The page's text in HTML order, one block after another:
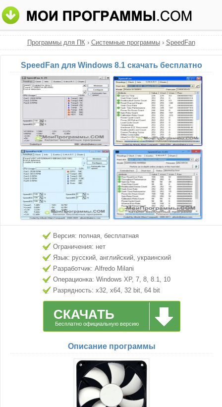
Программы для ПК› Системные программы› SpeedFan
SpeedFan для Windows 8.1 скачать бесплатно
Версия: полная, бесплатная
Ограничения: нет
Язык: русский, английский, украинский
Разработчик: Alfredo Milani
Операционка: Windows XP, 7, 8, 8.1, 10
Разрядность: x32, x64, 32 bit, 64 bit
СКАЧАТЬ
Бесплатно официальную версию
Описание программы